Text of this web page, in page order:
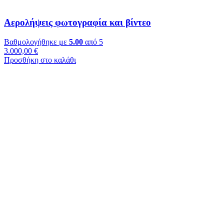
Αερολήψεις φωτογραφία και βίντεο
Βαθμολογήθηκε με 5.00 από 5
3.000,00 €
Προσθήκη στο καλάθι